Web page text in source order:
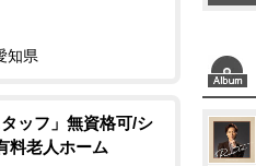
知県
タッフ」無資格可/シ
料老人ホーム